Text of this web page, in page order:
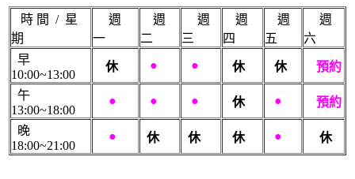
時 間 / 星
期
週
一
週
二
週
三
週
四
週
五
週
六
早
10:00~13:00
休 ● ● 休 休 預約
午
13:00~18:00
● ● ● 休 ● 預約
晚
18:00~21:00
● 休 休 休 ● 休